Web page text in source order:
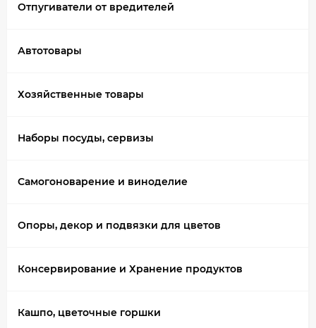
Отпугиватели от вредителей
Автотовары
Хозяйственные товары
Наборы посуды, сервизы
Самогоноварение и виноделие
Опоры, декор и подвязки для цветов
Консервирование и Хранение продуктов
Кашпо, цветочные горшки